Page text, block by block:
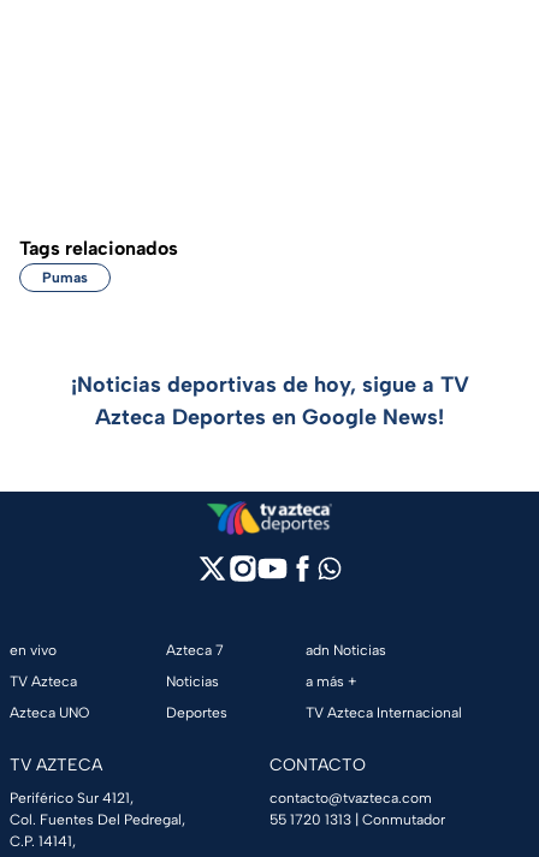
Tags relacionados
Pumas
¡Noticias deportivas de hoy, sigue a TV
Azteca Deportes en Google News!
en vivo
TV Azteca
Azteca UNO
Azteca 7
Noticias
Deportes
adn Noticias
a más +
TV Azteca Internacional
TV AZTECA
Periférico Sur 4121,
Col. Fuentes Del Pedregal,
C.P. 14141,
CONTACTO
contacto@tvazteca.com
55 1720 1313 | Conmutador